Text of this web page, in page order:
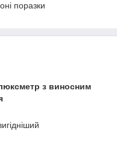
поразки
з виносним